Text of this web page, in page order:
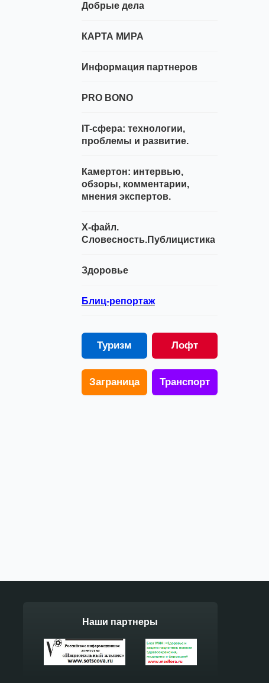
Добрые дела
КАРТА МИРА
Информация партнеров
PRO BONO
IT-сфера: технологии,
проблемы и развитие.
Камертон: интервью,
обзоры, комментарии,
мнения экспертов.
Х-файл.
Словесность.Публицистика
Здоровье
Блиц-репортаж
Туризм Лофт
Заграница Транспорт
Наши партнеры